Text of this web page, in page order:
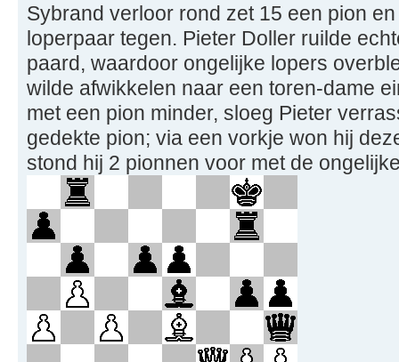
Sybrand verloor rond zet 15 een pion
loperpaar tegen. Pieter Doller ruilde
paard, waardoor ongelijke lopers
wilde afwikkelen naar een toren-dame
met een pion minder, sloeg Pieter
gedekte pion; via een vorkje won hij
stond hij 2 pionnen voor met de